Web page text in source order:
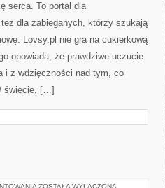
serca. To portal dla
dla zabieganych, którzy szukają
Lovsy.pl nie gra na cukierkową
opowiada, że prawdziwe uczucie
i z wdzięczności nad tym, co
świecie, […]
MIASTA
ZOSTAŁA WYŁĄCZONA